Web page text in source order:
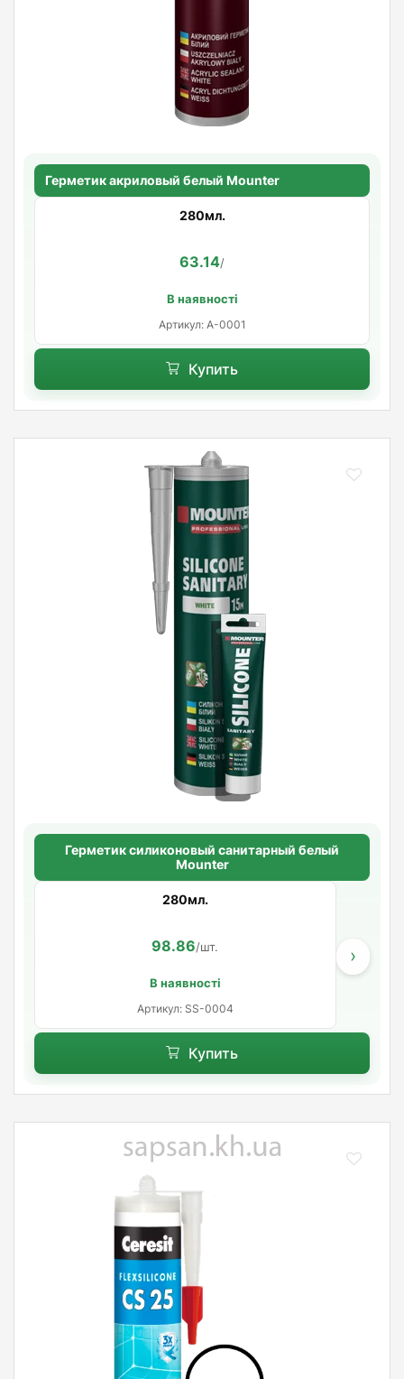
Герметик акриловый белый Mounter
280мл.
63.14/
В наявності
Артикул: A-0001
Купить
Герметик силиконовый санитарный белый
Mounter
280мл.
98.86/шт.
В наявності
Артикул: SS-0004
›
Купить